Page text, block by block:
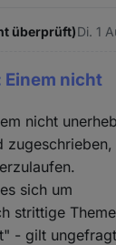
überprüft)Di. 1
nicht
nicht
sich um
strittige
- gilt